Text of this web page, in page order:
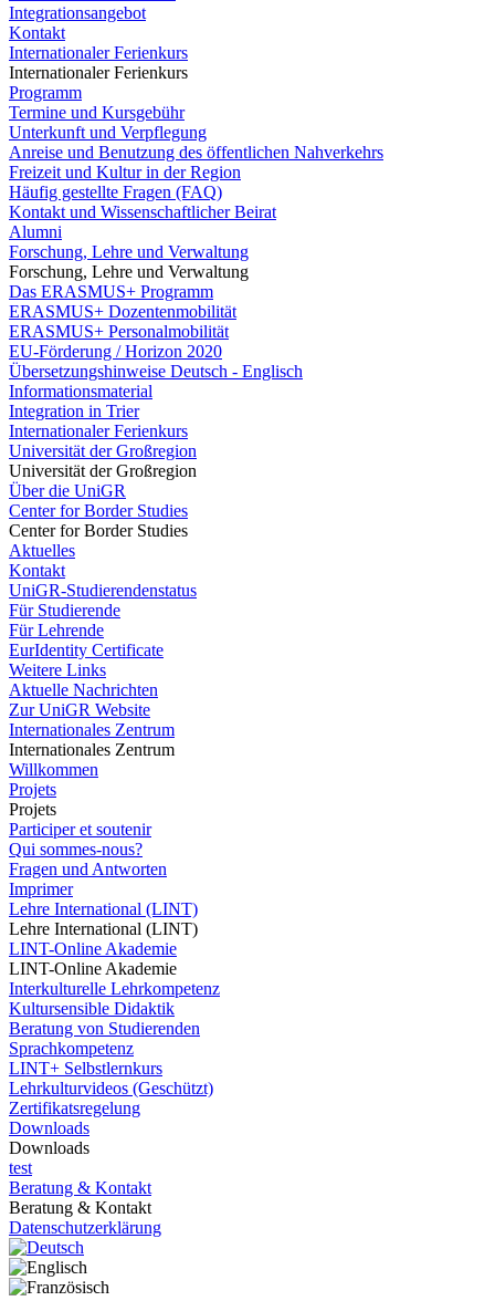
Integrationsangebot
Kontakt
Internationaler Ferienkurs
Internationaler Ferienkurs
Programm
Termine und Kursgebühr
Unterkunft und Verpflegung
Anreise und Benutzung des öffentlichen Nahverkehrs
Freizeit und Kultur in der Region
Häufig gestellte Fragen (FAQ)
Kontakt und Wissenschaftlicher Beirat
Alumni
Forschung, Lehre und Verwaltung
Forschung, Lehre und Verwaltung
Das ERASMUS+ Programm
ERASMUS+ Dozentenmobilität
ERASMUS+ Personalmobilität
EU-Förderung / Horizon 2020
Übersetzungshinweise Deutsch - Englisch
Informationsmaterial
Integration in Trier
Internationaler Ferienkurs
Universität der Großregion
Universität der Großregion
Über die UniGR
Center for Border Studies
Center for Border Studies
Aktuelles
Kontakt
UniGR-Studierendenstatus
Für Studierende
Für Lehrende
EurIdentity Certificate
Weitere Links
Aktuelle Nachrichten
Zur UniGR Website
Internationales Zentrum
Internationales Zentrum
Willkommen
Projets
Projets
Participer et soutenir
Qui sommes-nous?
Fragen und Antworten
Imprimer
Lehre International (LINT)
Lehre International (LINT)
LINT-Online Akademie
LINT-Online Akademie
Interkulturelle Lehrkompetenz
Kultursensible Didaktik
Beratung von Studierenden
Sprachkompetenz
LINT+ Selbstlernkurs
Lehrkulturvideos (Geschützt)
Zertifikatsregelung
Downloads
Downloads
test
Beratung & Kontakt
Beratung & Kontakt
Datenschutzerklärung